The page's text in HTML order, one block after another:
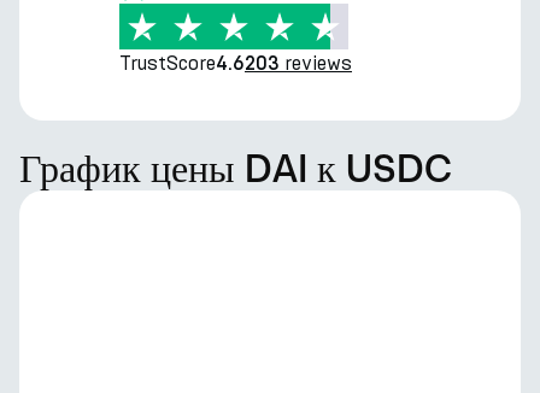
TrustScore4.6203 reviews
График цены DAI к USDC